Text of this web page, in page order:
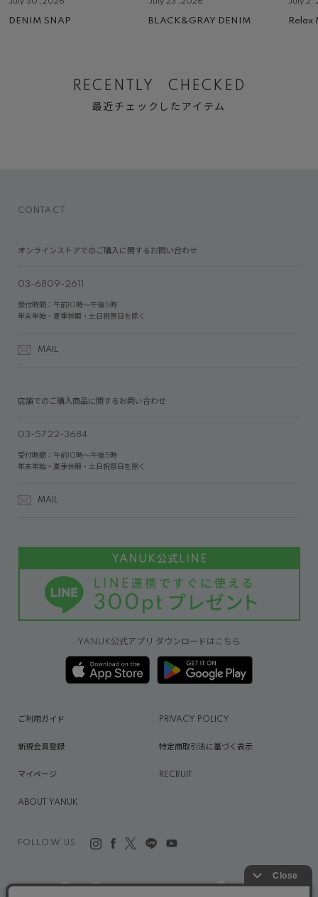
DENIM SNAP BLACK&GRAY DENIM Relax
RECENTLY CHECKED
最近チェックしたアイテム
CONTACT
オンラインストアでのご購入に関するお問い合わせ
03-6809-2611
受付時間：午前10時～午後5時
年末年始・夏季休暇・土日祝祭日を除く
MAIL
店舗でのご購入商品に関するお問い合わせ
03-5722-3684
受付時間：午前10時～午後5時
年末年始・夏季休暇・土日祝祭日を除く
MAIL
YANUK公式アプリ ダウンロードはこちら
FOLLOW US
ご利用ガイド PRIVACY POLICY
新規会員登録 特定商取引法に基づく表示
マイページ RECRUIT
ABOUT YANUK